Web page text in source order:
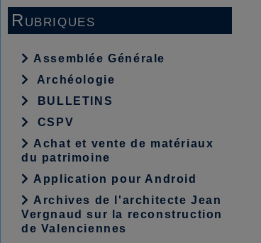
Rubriques
Assemblée Générale
Archéologie
BULLETINS
CSPV
Achat et vente de matériaux
du patrimoine
Application pour Android
Archives de l'architecte Jean
Vergnaud sur la reconstruction
de Valenciennes